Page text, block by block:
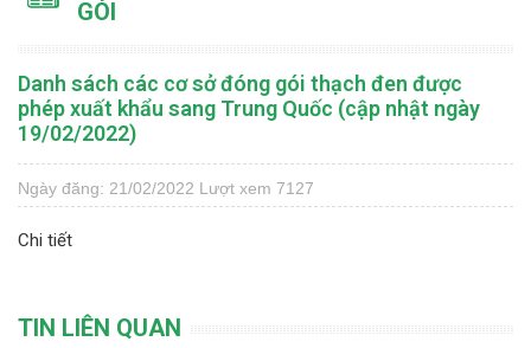
GÓI
Danh sách các cơ sở đóng gói thạch đen được
phép xuất khẩu sang Trung Quốc (cập nhật ngày
19/02/2022)
Ngày đăng: 21/02/2022 Lượt xem 7127
Chi tiết
TIN LIÊN QUAN